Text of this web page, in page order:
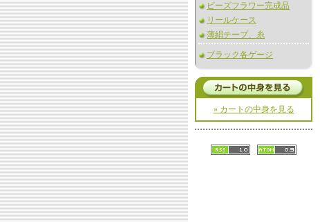
ビーズフラワー完成品
リールケース
薄絹テープ、糸
ブラック各ゲージ
» カートの中身を見る